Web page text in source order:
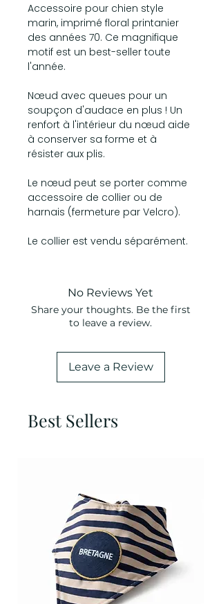
Accessoire pour chien style
marin, imprimé floral printanier
des années 70. Ce magnifique
motif est un best-seller toute
l'année.
Nœud avec queues pour un
soupçon d'audace en plus ! Un
renfort à l'intérieur du nœud aide
à conserver sa forme et à
résister aux plis.
Le nœud peut se porter comme
accessoire de collier ou de
harnais (fermeture par Velcro).
Le collier est vendu séparément.
No Reviews Yet
Share your thoughts. Be the first
to leave a review.
Leave a Review
Best Sellers